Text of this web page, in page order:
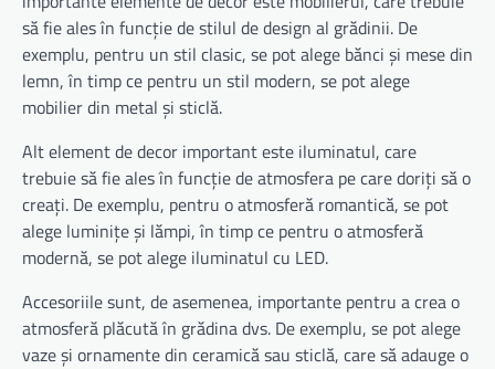
să fie ales în funcție de stilul de design al grădinii. De
exemplu, pentru un stil clasic, se pot alege bănci și mese din
lemn, în timp ce pentru un stil modern, se pot alege
mobilier din metal și sticlă.
Alt element de decor important este iluminatul, care
trebuie să fie ales în funcție de atmosfera pe care doriți să o
creați. De exemplu, pentru o atmosferă romantică, se pot
alege luminițe și lămpi, în timp ce pentru o atmosferă
modernă, se pot alege iluminatul cu LED.
Accesoriile sunt, de asemenea, importante pentru a crea o
atmosferă plăcută în grădina dvs. De exemplu, se pot alege
vaze și ornamente din ceramică sau sticlă, care să adauge o